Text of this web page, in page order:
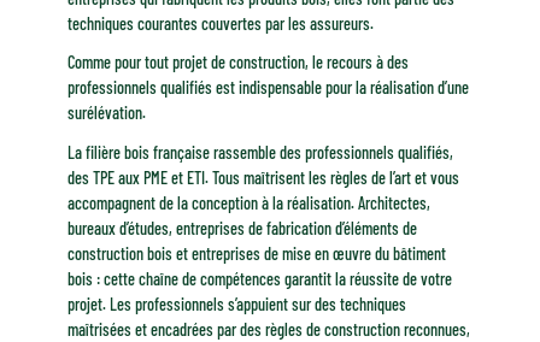
techniques courantes couvertes par les assureurs.
Comme pour tout projet de construction, le recours à des
professionnels qualifiés est indispensable pour la réalisation d’une
surélévation.
La filière bois française rassemble des professionnels qualifiés,
des TPE aux PME et ETI. Tous maîtrisent les règles de l’art et vous
accompagnent de la conception à la réalisation. Architectes,
bureaux d’études, entreprises de fabrication d’éléments de
construction bois et entreprises de mise en œuvre du bâtiment
bois : cette chaîne de compétences garantit la réussite de votre
projet. Les professionnels s’appuient sur des techniques
maîtrisées et encadrées par des règles de construction reconnues,